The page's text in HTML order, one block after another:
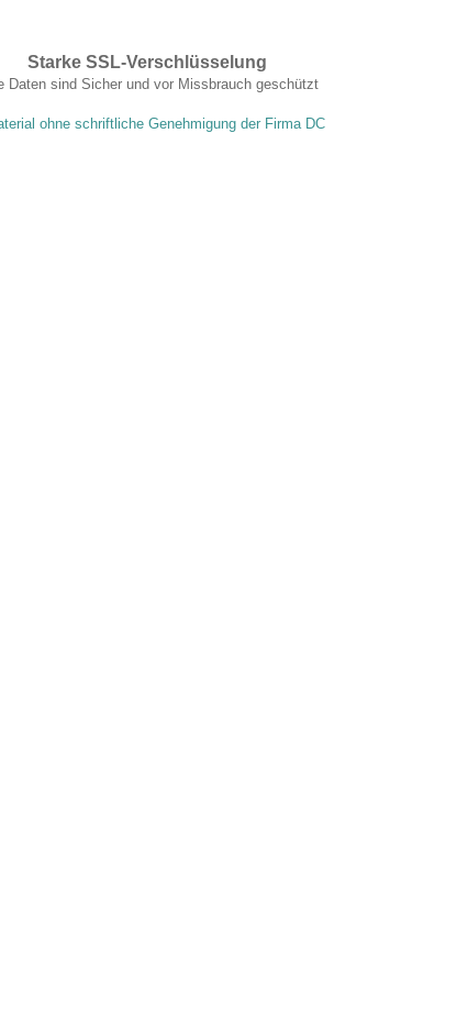
Starke SSL-Verschlüsselung
Daten sind Sicher und vor Missbrauch geschützt
ohne schriftliche Genehmigung der Firma DC